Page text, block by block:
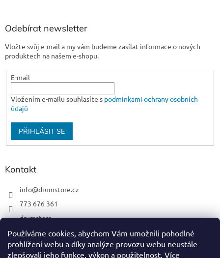
Používáme cookies, abychom Vám umožnili pohodlné
prohlížení webu a díky analýze provozu webu neustále
zlepšovali jeho funkce, výkon a použitelnost. Více
Odebírat newsletter
Vložte svůj e-mail a my vám budeme zasílat informace o nových
produktech na našem e-shopu.
E-mail
Vložením e-mailu souhlasíte s podmínkami ochrany osobních
údajů
PŘIHLÁSIT SE
Kontakt
info@drumstore.cz
773 676 361
drumstore
drumstore.cz
https://www.youtube.com/@DRUMSTOREPRAGUE